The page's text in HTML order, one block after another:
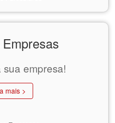
empresa!
mais >